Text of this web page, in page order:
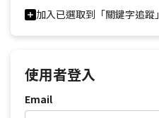
加入已選取到「關鍵字追蹤」
使用者登入
Email